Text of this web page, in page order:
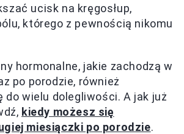
ucisk na kręgosłup,
którego z pewnością nikomu
hormonalne, jakie zachodzą w
po porodzie, również
do wielu dolegliwości. A jak już
kiedy możesz się
miesiączki po porodzie.